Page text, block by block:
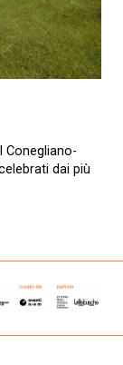
Conegliano-
dai più